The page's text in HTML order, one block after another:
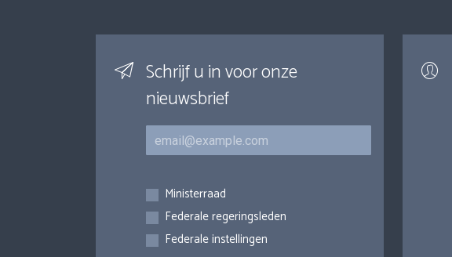
Schrijf u in voor onze
nieuwsbrief
E-mail
Inschrijvingen
Ministerraad
Federale regeringsleden
Federale instellingen